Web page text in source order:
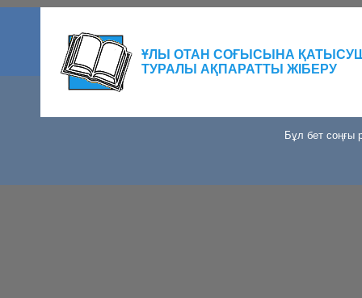
ҰЛЫ ОТАН СОҒЫСЫНА
ТУРАЛЫ АҚПАРАТТЫ ЖІБЕРУ
Бұл бет соңғы